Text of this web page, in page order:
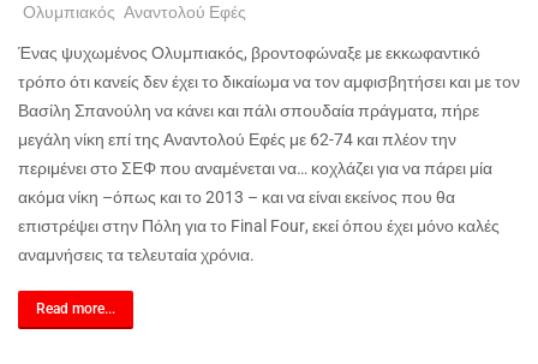
Ολυμπιακός Αναντολού Εφές
Ένας ψυχωμένος Ολυμπιακός, βροντοφώναξε με εκκωφαντικό
τρόπο ότι κανείς δεν έχει το δικαίωμα να τον αμφισβητήσει και με τον
Βασίλη Σπανούλη να κάνει και πάλι σπουδαία πράγματα, πήρε
μεγάλη νίκη επί της Αναντολού Εφές με 62-74 και πλέον την
περιμένει στο ΣΕΦ που αναμένεται να… κοχλάζει για να πάρει μία
ακόμα νίκη –όπως και το 2013 – και να είναι εκείνος που θα
επιστρέψει στην Πόλη για το Final Four, εκεί όπου έχει μόνο καλές
αναμνήσεις τα τελευταία χρόνια.
Read more...